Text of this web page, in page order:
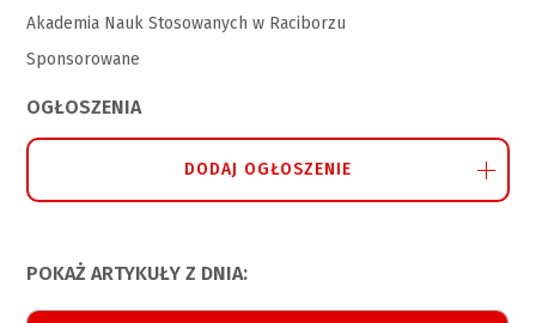
Akademia Nauk Stosowanych w Raciborzu
Sponsorowane
OGŁOSZENIA
DODAJ OGŁOSZENIE
POKAŻ ARTYKUŁY Z DNIA: